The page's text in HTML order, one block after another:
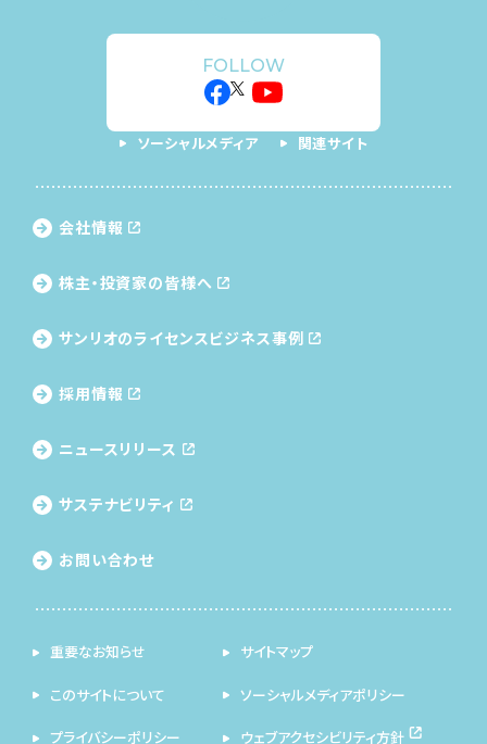
FOLLOW
ソーシャルメディア 関連サイト
会社情報
株主・投資家の皆様へ
サンリオのライセンス ビジネス事例
採用情報
ニュースリリース
サステナビリティ
お問い合わせ
重要なお知らせ サイトマップ
このサイトについて ソーシャルメディアポリシー
プライバシーポリシー ウェブアクセシビリティ方針